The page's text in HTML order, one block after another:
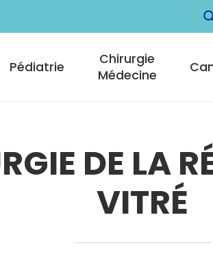
Pédiatrie
Chirurgie
Médecine
DE LA
VITRÉ